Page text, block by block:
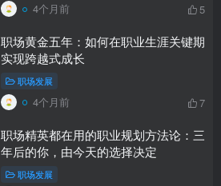
4个月前 5
职场黄金五年：如何在职业生涯关键期
实现跨越式成长
职场发展
4个月前 7
职场精英都在用的职业规划方法论：三
年后的你，由今天的选择决定
职场发展